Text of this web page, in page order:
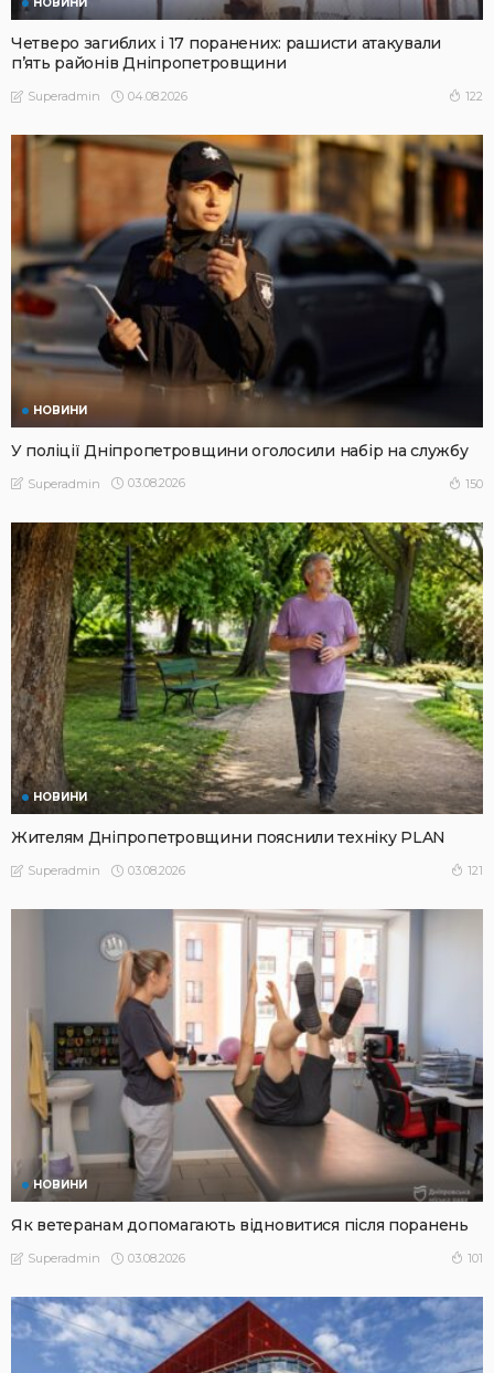
Четверо загиблих і 17 поранених: рашисти атакували
п’ять районів Дніпропетровщини
Superadmin 04.08.2026 122
НОВИНИ
У поліції Дніпропетровщини оголосили набір на службу
Superadmin 03.08.2026 150
НОВИНИ
Жителям Дніпропетровщини пояснили техніку PLAN
Superadmin 03.08.2026 121
НОВИНИ
Як ветеранам допомагають відновитися після поранень
Superadmin 03.08.2026 101